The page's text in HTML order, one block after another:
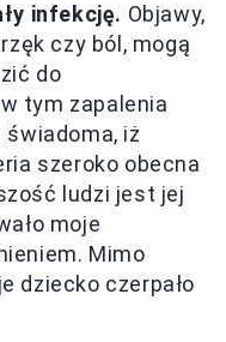
infekcję. Objawy,
czy ból, mogą
do
tym zapalenia
świadoma, iż
szeroko obecna
ludzi jest jej
moje
Mimo
dziecko czerpało